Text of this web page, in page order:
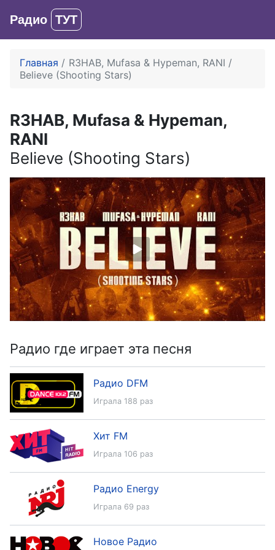
Радио ТУТ
Главная
R3HAB, Mufasa & Hypeman, RANI
Believe (Shooting Stars)
R3HAB, Mufasa & Hypeman,
RANI
Believe (Shooting Stars)
Радио где играет эта песня
Играла 188 раз
Радио DFM
Играла 106 раз
Хит FM
Играла 69 раз
Радио Energy
Новое Радио